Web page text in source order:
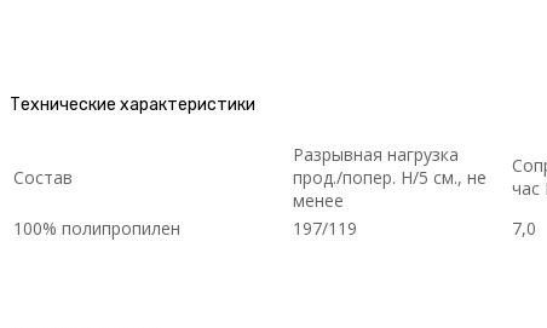
Технические характеристики
Состав
Разрывная нагрузка
прод./попер. Н/5 см., не
менее
час
100% полипропилен 197/119 7,0